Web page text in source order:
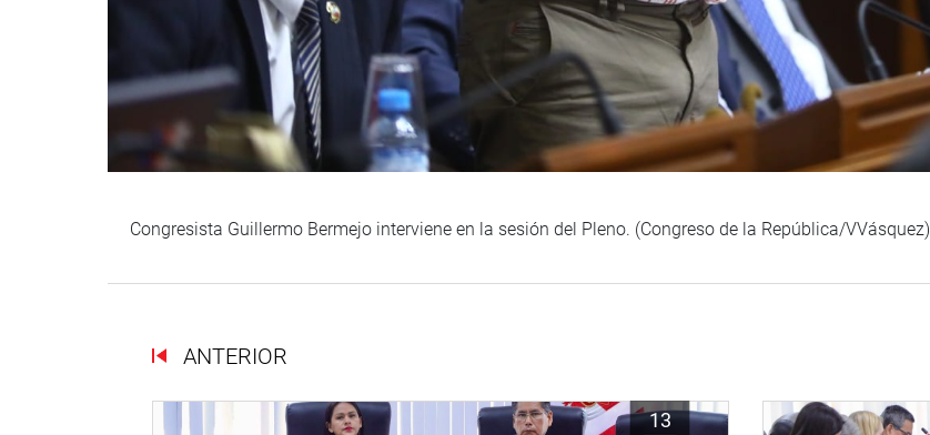
Congresista Guillermo Bermejo interviene en la sesión del Pleno. (Congreso de la República/VVásquez)
ANTERIOR
13